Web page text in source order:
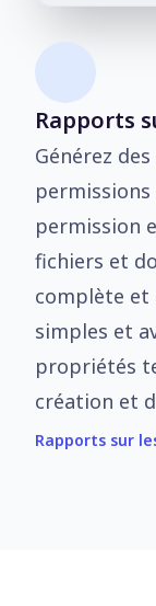
Rapports
Générez
permissions
permission
fichiers et
complète et
simples et
propriétés
création et
Rapports sur